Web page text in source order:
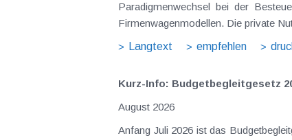
Paradigmenwechsel bei der
Firmenwagenmodellen. Die private
Langtext
empfehlen
Kurz-Info: Budgetbegleitgesetz
August 2026
Anfang Juli 2026 ist das